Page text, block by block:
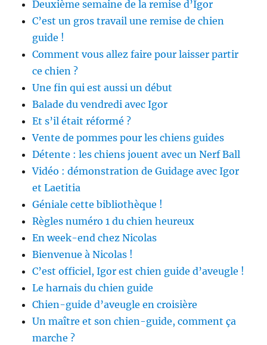
Deuxième semaine de la remise d’Igor
C’est un gros travail une remise de chien
guide !
Comment vous allez faire pour laisser partir
ce chien ?
Une fin qui est aussi un début
Balade du vendredi avec Igor
Et s’il était réformé ?
Vente de pommes pour les chiens guides
Détente : les chiens jouent avec un Nerf Ball
Vidéo : démonstration de Guidage avec Igor
et Laetitia
Géniale cette bibliothèque !
Règles numéro 1 du chien heureux
En week-end chez Nicolas
Bienvenue à Nicolas !
C’est officiel, Igor est chien guide d’aveugle !
Le harnais du chien guide
Chien-guide d’aveugle en croisière
Un maître et son chien-guide, comment ça
marche ?